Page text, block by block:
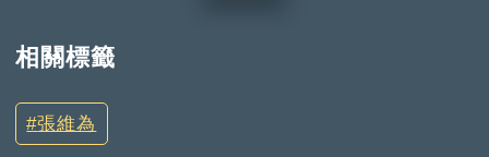
相關標籤
張維為